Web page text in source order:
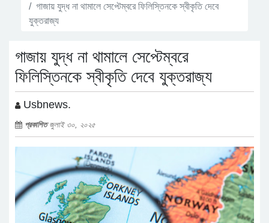
গাজায় যুদ্ধ না থামালে সেপ্টেম্বরে ফিলিস্তিনকে স্বীকৃতি দেবে
যুক্তরাজ্য
গাজায় যুদ্ধ না থামালে সেপ্টেম্বরে
ফিলিস্তিনকে স্বীকৃতি দেবে যুক্তরাজ্য
Usbnews.
প্রকাশিতজুলাই ৩০, ২০২৫